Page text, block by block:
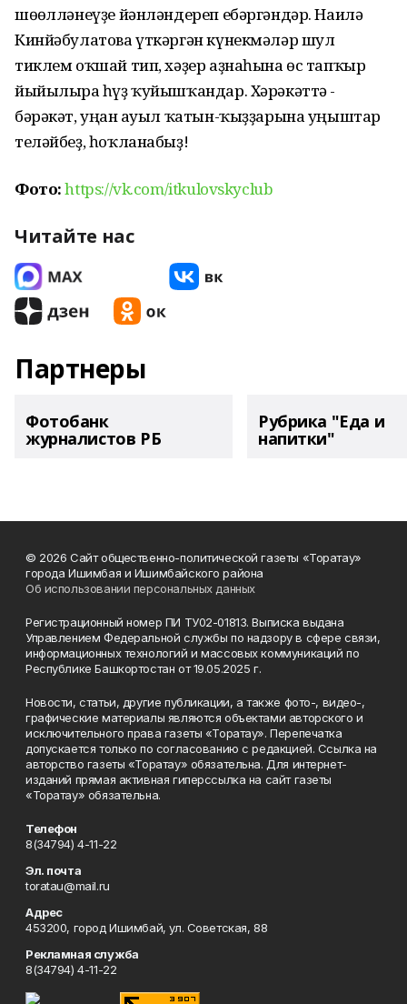
шөғөлләнеүҙе йәнләндереп ебәргәндәр. Наилә
Кинйәбулатова үткәргән күнекмәләр шул
тиклем оҡшай тип, хәҙер аҙнаһына өс тапҡыр
йыйылырға һүҙ ҡуйышҡандар. Хәрәкәттә -
бәрәкәт, уңған ауыл ҡатын-ҡыҙҙарына уңыштар
теләйбеҙ, һоҡланабыҙ!
Фото:https://vk.com/itkulovskyclub
Читайте нас
Партнеры
Фотобанк
журналистов РБ
Рубрика "Еда и
напитки"
© 2026 Сайт общественно-политической газеты «Торатау»
города Ишимбая и Ишимбайского района
Об использовании персональных данных
Регистрационный номер ПИ ТУ02-01813. Выписка выдана
Управлением Федеральной службы по надзору в сфере связи,
информационных технологий и массовых коммуникаций по
Республике Башкортостан от 19.05.2025 г.
Новости, статьи, другие публикации, а также фото-, видео-,
графические материалы являются объектами авторского и
исключительного права газеты «Торатау». Перепечатка
допускается только по согласованию с редакцией. Ссылка на
авторство газеты «Торатау» обязательна. Для интернет-
изданий прямая активная гиперссылка на сайт газеты
«Торатау» обязательна.
Телефон
8(34794) 4-11-22
Эл. почта
toratau@mail.ru
Адрес
453200, город Ишимбай, ул. Советская, 88
Рекламная служба
8(34794) 4-11-22